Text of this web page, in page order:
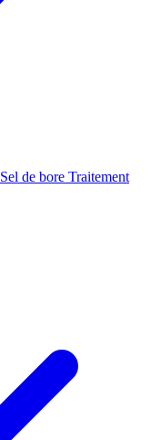
Sel de bore Traitement